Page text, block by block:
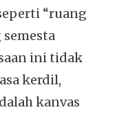
“ruang
semesta
ini tidak
kerdil,
kanvas